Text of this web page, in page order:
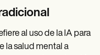
al uso de la IA para
la salud mental a